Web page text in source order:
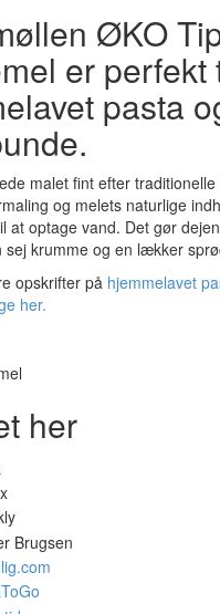
ØKO
er perfekt
pasta
malet fint efter
og melets naturlige
at optage vand. Det gør
krumme og en lækker
opskrifter på hjemmelavet
her.
her